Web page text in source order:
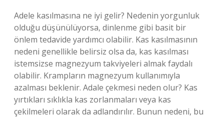
Adele kasılmasına ne iyi gelir? Nedenin yorgunluk
olduğu düşünülüyorsa, dinlenme gibi basit bir
önlem tedavide yardımcı olabilir. Kas kasılmasının
nedeni genellikle belirsiz olsa da, kas kasılması
istemsizse magnezyum takviyeleri almak faydalı
olabilir. Krampların magnezyum kullanımıyla
azalması beklenir. Adale çekmesi neden olur? Kas
yırtıkları sıklıkla kas zorlanmaları veya kas
çekilmeleri olarak da adlandırılır. Bunun nedeni, bu